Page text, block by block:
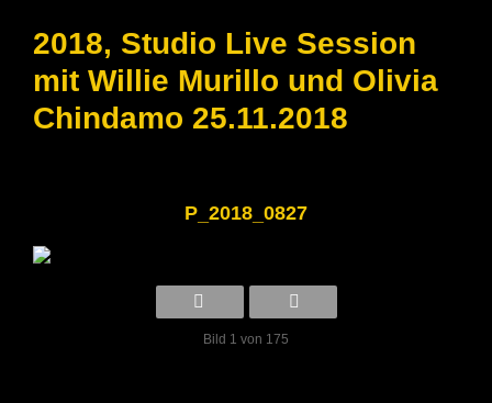
2018, Studio Live Session
mit Willie Murillo und Olivia
Chindamo 25.11.2018
P_2018_0827
Bild 1 von 175